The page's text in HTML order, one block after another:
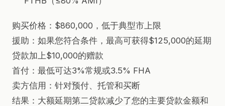
购买价格：$860,000，低于典型市上限
援助：如果您符合条件，最高可获得$125,000的延期
贷款加上$10,000的赠款
首付：最低可达3%常规或3.5% FHA
卖方信用：针对预付、托管和买断
结果：大额延期第二贷款减少了您的主要贷款金额和